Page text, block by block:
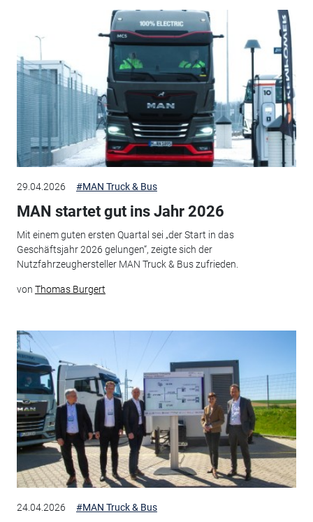
29.04.2026 #MAN Truck & Bus
MAN startet gut ins Jahr 2026
Mit einem guten ersten Quartal sei „der Start in das
Geschäftsjahr 2026 gelungen“, zeigte sich der
Nutzfahrzeughersteller MAN Truck & Bus zufrieden.
von Thomas Burgert
24.04.2026 #MAN Truck & Bus